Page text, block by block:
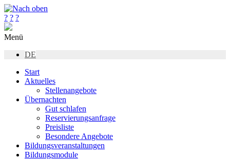
? ? ?
Menü
DE
Start
Aktuelles
Stellenangebote
Übernachten
Gut schlafen
Reservierungsanfrage
Preisliste
Besondere Angebote
Bildungsveranstaltungen
Bildungsmodule